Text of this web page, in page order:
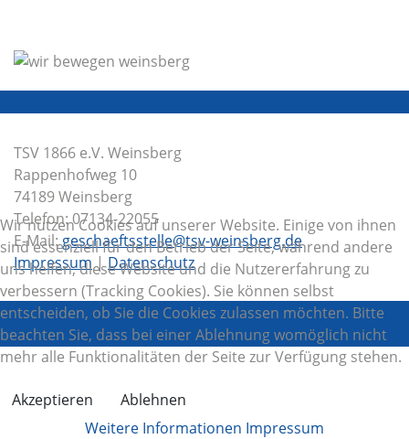
TSV 1866 e.V. Weinsberg
Rappenhofweg 10
74189 Weinsberg
Telefon: 07134-22055
E-Mail:geschaeftsstelle@tsv-weinsberg.de
Impressum|Datenschutz
Wir nutzen Cookies auf unserer Website. Einige von ihnen
sind essenziell für den Betrieb der Seite, während andere
uns helfen, diese Website und die Nutzererfahrung zu
verbessern (Tracking Cookies). Sie können selbst
entscheiden, ob Sie die Cookies zulassen möchten. Bitte
beachten Sie, dass bei einer Ablehnung womöglich nicht
mehr alle Funktionalitäten der Seite zur Verfügung stehen.
Akzeptieren
Ablehnen
Weitere Informationen Impressum